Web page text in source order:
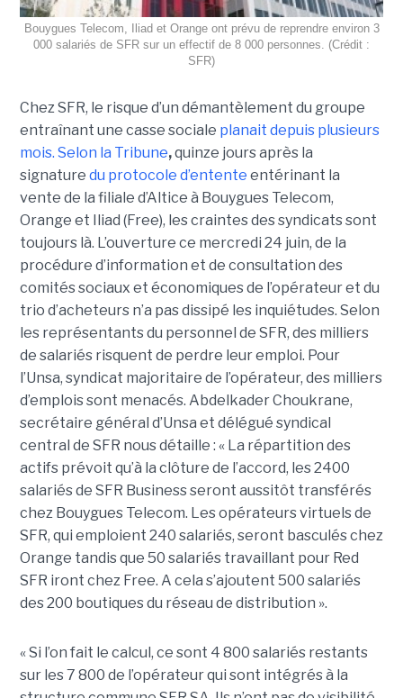
Bouygues Telecom, Iliad et Orange ont prévu de reprendre environ 3
000 salariés de SFR sur un effectif de 8 000 personnes. (Crédit :
SFR)
Chez SFR, le risque d’un démantèlement du groupe
entraînant une casse sociale planait depuis plusieurs
mois. Selon la Tribune,quinze jours après la
signature du protocole d’entente entérinant la
vente de la filiale d’Altice à Bouygues Telecom,
Orange et Iliad (Free), les craintes des syndicats sont
toujours là. L’ouverture ce mercredi 24 juin, de la
procédure d’information et de consultation des
comités sociaux et économiques de l’opérateur et du
trio d’acheteurs n’a pas dissipé les inquiétudes. Selon
les représentants du personnel de SFR, des milliers
de salariés risquent de perdre leur emploi. Pour
l’Unsa, syndicat majoritaire de l’opérateur, des milliers
d’emplois sont menacés. Abdelkader Choukrane,
secrétaire général d’Unsa et délégué syndical
central de SFR nous détaille : « La répartition des
actifs prévoit qu’à la clôture de l’accord, les 2400
salariés de SFR Business seront aussitôt transférés
chez Bouygues Telecom. Les opérateurs virtuels de
SFR, qui emploient 240 salariés, seront basculés chez
Orange tandis que 50 salariés travaillant pour Red
SFR iront chez Free. A cela s’ajoutent 500 salariés
des 200 boutiques du réseau de distribution ».
« Si l’on fait le calcul, ce sont 4 800 salariés restants
sur les 7 800 de l’opérateur qui sont intégrés à la